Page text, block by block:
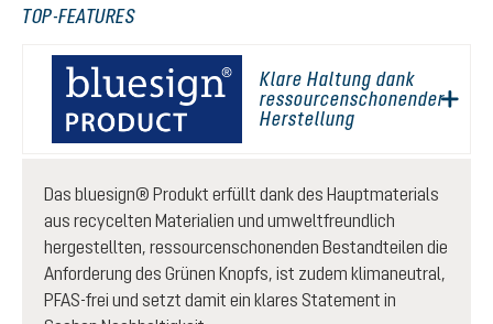
TOP-FEATURES
Klare Haltung dank
ressourcenschonender
Herstellung
Das bluesign® Produkt erfüllt dank des Hauptmaterials
aus recycelten Materialien und umweltfreundlich
hergestellten, ressourcenschonenden Bestandteilen die
Anforderung des Grünen Knopfs, ist zudem klimaneutral,
PFAS-frei und setzt damit ein klares Statement in